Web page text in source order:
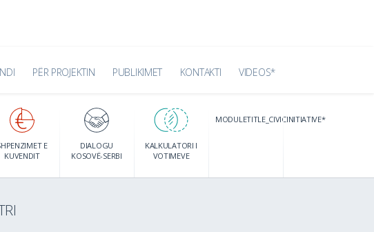
PËR PROJEKTIN PUBLIKIMET KONTAKTI VIDEOS*
E
KUVENDIT
DIALOGU
KOSOVË-SERBI
KALKULATORI I
VOTIMEVE
MODULETITLE_CIVICINITIATIVE*